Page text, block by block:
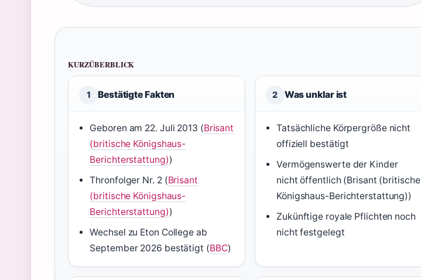
KURZÜBERBLICK
1 Bestätigte Fakten
Geboren am 22. Juli 2013 (Brisant
(britische Königshaus-
Berichterstattung))
Thronfolger Nr. 2 (Brisant
(britische Königshaus-
Berichterstattung))
Wechsel zu Eton College ab
September 2026 bestätigt (BBC)
2 Was unklar ist
Tatsächliche Körpergröße nicht
offiziell bestätigt
Vermögenswerte der Kinder
nicht öffentlich (Brisant (britische
Königshaus-Berichterstattung))
Zukünftige royale Pflichten noch
nicht festgelegt